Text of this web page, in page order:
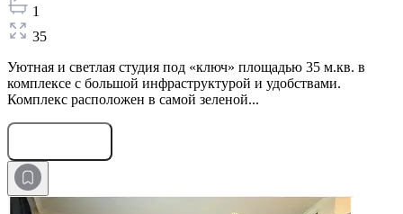
1
35
Уютная и светлая студия под «ключ» площадью 35 м.кв. в
комплексе с большой инфраструктурой и удобствами.
Комплекс расположен в самой зеленой...